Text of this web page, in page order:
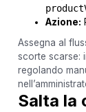
Azione:
Assegna al
scorte scarse:
regolando
Salta la